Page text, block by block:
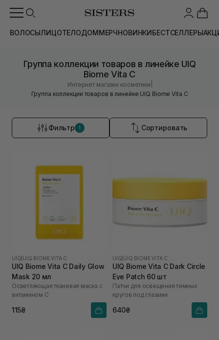
ВОЛОСЫЛИЦОТЕЛОДОММЕРЧНОВИНКИБЕСТСЕЛЛЕРЫ
Группа коллекции товаров в линейке UIQ
Biome Vita C
Интернет магазин косметики
Группа коллекции товаров в линейке UIQ Biome Vita C
Фильтр 1 Сортировать
UIQ UIQ BIOME VITA C
UIQ Biome Vita C Daily Glow
Mask 20 мл
Осветляющая тканевая маска с
витамином C
115₴
UIQ UIQ BIOME VITA C
UIQ Biome Vita C Dark Circle
Eye Patch 60 шт
Патчи для освещения темных
кругов под глазами
640₴